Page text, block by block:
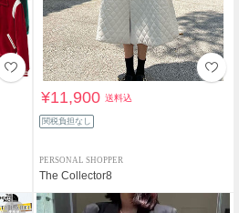
¥11,900送料込
関税負担なし
PERSONAL SHOPPER
The Collector8